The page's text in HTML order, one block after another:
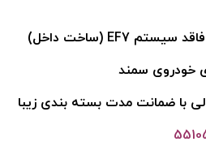
(ساخت داخل)
خودروی سمند
با ضمانت مدت بسته بندی زیبا